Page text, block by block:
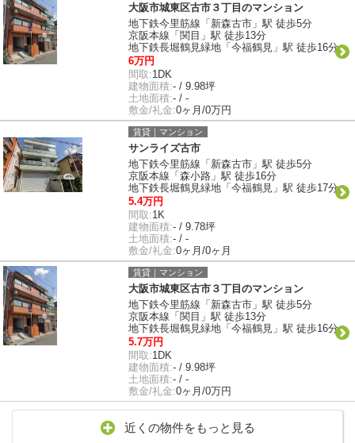
大阪市城東区古市３丁目のマンション
地下鉄今里筋線「新森古市」駅 徒歩5分
京阪本線「関目」駅 徒歩13分
地下鉄長堀鶴見緑地「今福鶴見」駅 徒歩16分
6万円
間取:1DK
建物面積:- / 9.98坪
土地面積:- / -
敷金/礼金:0ヶ月/0万円
賃貸｜マンション
サンライズ古市
地下鉄今里筋線「新森古市」駅 徒歩5分
京阪本線「森小路」駅 徒歩16分
地下鉄長堀鶴見緑地「今福鶴見」駅 徒歩17分
5.4万円
間取:1K
建物面積:- / 9.78坪
土地面積:- / -
敷金/礼金:0ヶ月/0ヶ月
賃貸｜マンション
大阪市城東区古市３丁目のマンション
地下鉄今里筋線「新森古市」駅 徒歩5分
京阪本線「関目」駅 徒歩13分
地下鉄長堀鶴見緑地「今福鶴見」駅 徒歩16分
5.7万円
間取:1DK
建物面積:- / 9.98坪
土地面積:- / -
敷金/礼金:0ヶ月/0万円
近くの物件をもっと見る